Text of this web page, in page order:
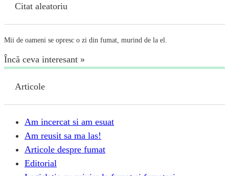
Citat aleatoriu
Mii de oameni se opresc o zi din fumat, murind de la el.
Încă ceva interesant »
Articole
Am incercat si am esuat
Am reusit sa ma las!
Articole despre fumat
Editorial